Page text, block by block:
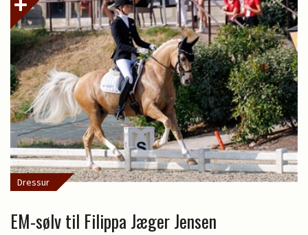
Dressur
EM-sølv til Filippa Jæger Jensen